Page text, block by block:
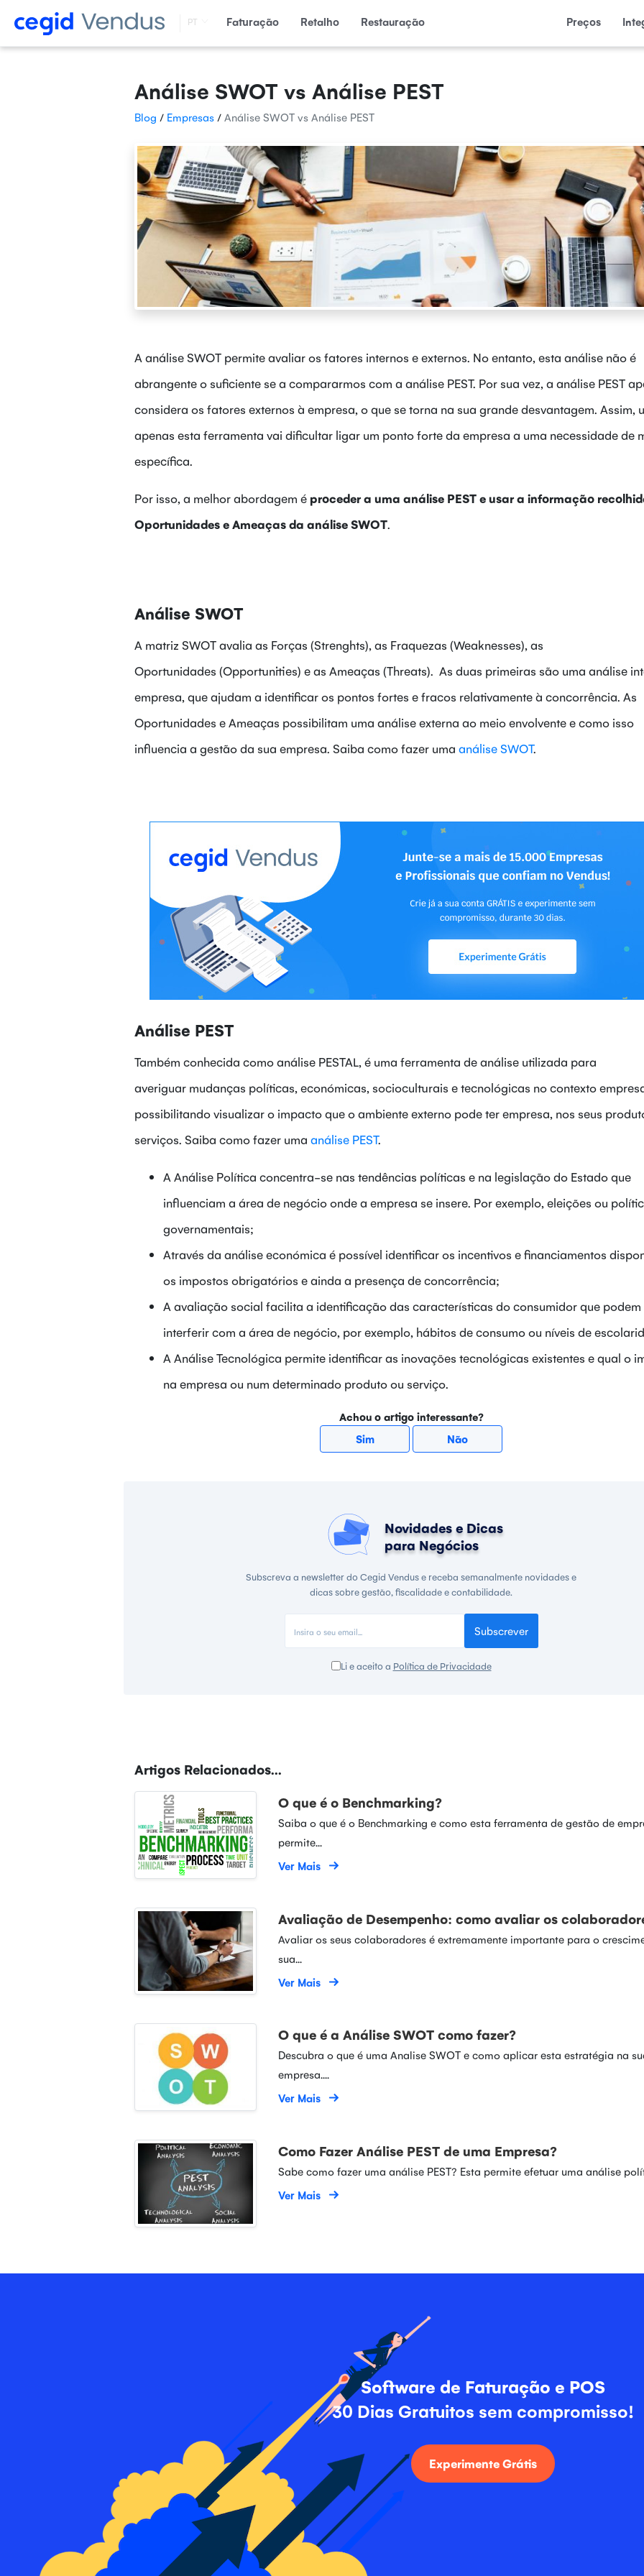
PT Faturação Retalho Restauração Preços
Análise SWOT vs Análise PEST
Blog / Empresas / Análise SWOT vs Análise PEST
A análise SWOT permite avaliar os fatores internos e externos. No entanto, esta análise não é
abrangente o suficiente se a compararmos com a análise PEST. Por sua vez, a análise PEST
considera os fatores externos à empresa, o que se torna na sua grande desvantagem. Assim,
apenas esta ferramenta vai dificultar ligar um ponto forte da empresa a uma necessidade de
específica.
Por isso, a melhor abordagem é proceder a uma análise PEST e usar a informação
Oportunidades e Ameaças da análise SWOT.
Análise SWOT
A matriz SWOT avalia as Forças (Strenghts), as Fraquezas (Weaknesses), as
Oportunidades (Opportunities) e as Ameaças (Threats). As duas primeiras são uma análise
empresa, que ajudam a identificar os pontos fortes e fracos relativamente à concorrência. As
Oportunidades e Ameaças possibilitam uma análise externa ao meio envolvente e como isso
influencia a gestão da sua empresa. Saiba como fazer uma análise SWOT.
Análise PEST
Também conhecida como análise PESTAL, é uma ferramenta de análise utilizada para
averiguar mudanças políticas, económicas, socioculturais e tecnológicas no contexto
possibilitando visualizar o impacto que o ambiente externo pode ter empresa, nos seus
serviços. Saiba como fazer uma análise PEST.
A Análise Política concentra-se nas tendências políticas e na legislação do Estado que
influenciam a área de negócio onde a empresa se insere. Por exemplo, eleições ou
governamentais;
Através da análise económica é possível identificar os incentivos e financiamentos
os impostos obrigatórios e ainda a presença de concorrência;
A avaliação social facilita a identificação das características do consumidor que podem
interferir com a área de negócio, por exemplo, hábitos de consumo ou níveis de
A Análise Tecnológica permite identificar as inovações tecnológicas existentes e qual o
na empresa ou num determinado produto ou serviço.
Achou o artigo interessante?
Sim
Não
Novidades e Dicas
para Negócios
Subscreva a newsletter do Cegid Vendus e receba semanalmente novidades e
dicas sobre gestão, fiscalidade e contabilidade.
Subscrever
Li e aceito a Política de Privacidade
Artigos Relacionados...
O que é o Benchmarking?
Saiba o que é o Benchmarking e como esta ferramenta de gestão de
permite...
Ver Mais
Avaliação de Desempenho: como avaliar os
Avaliar os seus colaboradores é extremamente importante para o
sua...
Ver Mais
O que é a Análise SWOT como fazer?
Descubra o que é uma Analise SWOT e como aplicar esta estratégia na
empresa....
Ver Mais
Como Fazer Análise PEST de uma Empresa?
Sabe como fazer uma análise PEST? Esta permite efetuar uma análise
Ver Mais
Software de Faturação e POS
30 Dias Gratuitos sem compromisso!
Experimente Grátis